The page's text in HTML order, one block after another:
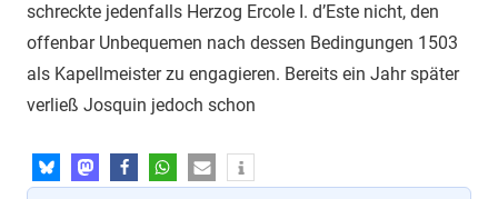
schreckte jedenfalls Herzog Ercole I. d’Este nicht, den
offenbar Unbequemen nach dessen Bedingungen 1503
als Kapellmeister zu engagieren. Bereits ein Jahr später
verließ Josquin jedoch schon